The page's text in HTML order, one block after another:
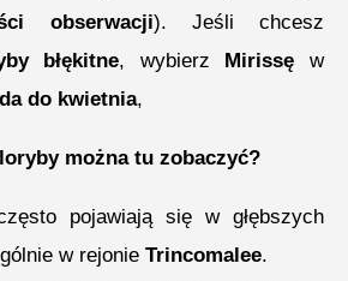
obserwacji). Jeśli chcesz
błękitne, wybierz Mirissęw
do kwietnia,
można tu zobaczyć?
pojawiają się w głębszych
w rejonie Trincomalee.